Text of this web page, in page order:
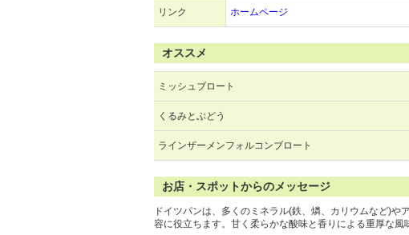
リンク ホームページ
オススメ
ミッシュブロート
くるみとぶどう
ラインザーメンフォルコンブロート
お店・スポットからのメッセージ
ドイツパンは、多くのミネラル(鉄、燐、カリウムなど)
容に役立ちます。甘く柔らかな酸味と香りによる重厚な風